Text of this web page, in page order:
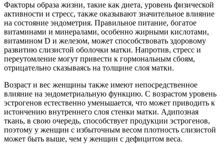
Факторы образа жизни, такие как диета, уровень физической
активности и стресс, также оказывают значительное влияние
на состояние эндометрия. Правильное питание, богатое
витаминами и минералами, особенно жирными кислотами,
витамином D и железом, может способствовать здоровому
развитию слизистой оболочки матки. Напротив, стресс и
переутомление могут привести к гормональным сбоям,
отрицательно сказываясь на толщине слоя матки.
Возраст и вес женщины также имеют непосредственное
влияние на эндометриальную функцию. С возрастом уровень
эстрогенов естественно уменьшается, что может приводить к
истончению внутреннего слоя стенки матки. Адипозная
ткань, в свою очередь, способствует продукции эстрогенов,
поэтому у женщин с избыточным весом плотность слизистой
может быть выше, чем у женщин с дефицитом веса.